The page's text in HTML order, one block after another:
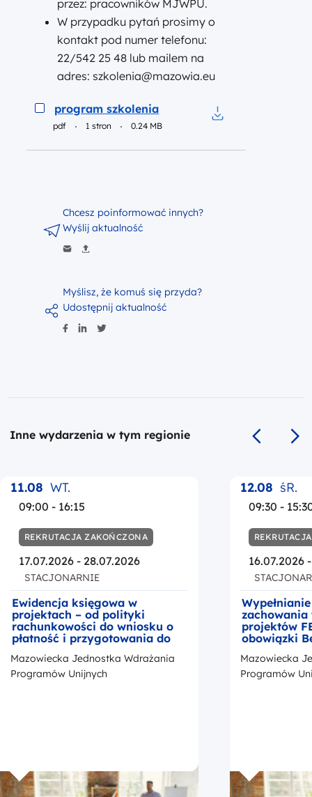
przez: pracowników MJWPU.
W przypadku pytań prosimy o
kontakt pod numer telefonu:
22/542 25 48 lub mailem na
adres: szkolenia@mazowia.eu
Podgląd
program szkolenia
pdf 1 stron 0.24 MB
Myślisz, że komuś się przyda?
Udostępnij aktualność
Chcesz poinformować innych?
Wyślij aktualność
Inne wydarzenia w tym regionie
Poprzedni
11.08 WT.
09:00 - 16:15
REKRUTACJA ZAKOŃCZONA
17.07.2026 - 28.07.2026
STACJONARNIE
Ewidencja księgowa w
projektach – od polityki
rachunkowości do wniosku o
płatność i przygotowania do
kontroli
Mazowiecka Jednostka Wdrażania
Programów Unijnych
12.08 śR.
09:30 -
16.07.2026
zachowania
projektów
obowiązki
okresie
z
promocji
Mazowiecka
Programów